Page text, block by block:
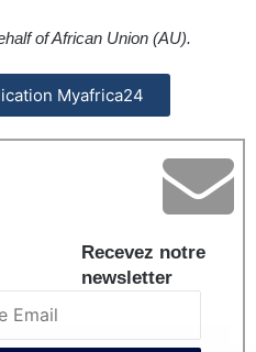
of African Union (AU).
Myafrica24
Recevez notre
newsletter